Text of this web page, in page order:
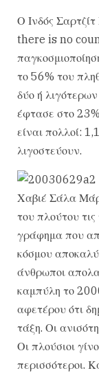
Ο Ινδός
there is no
το 56% του
δύο ή
έφτασε στο
είναι πολλοί:
λιγοστεύουν.
Χαβιέ Σάλα
του πλούτου τις
γράφημα που
κόσμου
άνθρωποι
καμπύλη το
αφετέρου ότι
τάξη. Οι
Οι πλούσιοι
περισσότεροι.